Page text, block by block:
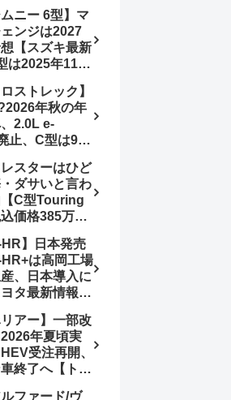
カD:5対抗の
バーSUVミニ
ヴはスイスポ
か？ハイブリ
量増/価格アッ
スズキ最新情
様車
Final
終了
ニー 6型】マ
ンジは2027
【スズキ最新
は2025年11月
キコネクト
ストレック】
年秋の年
2.0L e-
止、C型は9月
想【スバル最
スターはひど
ダサいと言わ
C型Touring
価格385万円
納期4～5か
・冬用タイ
ルダネス日本発
オブザイヤー
大賞受賞後も
】日本発売
は高岡工場
、日本導入に
タ最新情報】
HEV・PHEV
入
アー】一部改
年夏頃実
受注再開、
終了へ【トヨ
ファード/ヴ